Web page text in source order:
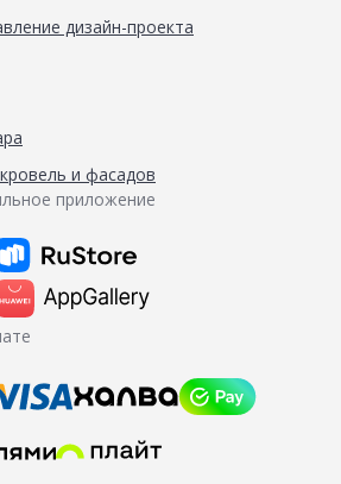
дизайн-проекта
и фасадов
приложение